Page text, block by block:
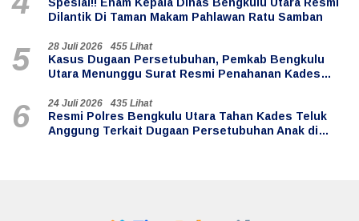
5 28 Juli 2026 455 Lihat
Kasus Dugaan Persetubuhan, Pemkab Bengkulu
Utara Menunggu Surat Resmi Penahanan Kades
6 24 Juli 2026 435 Lihat
Resmi Polres Bengkulu Utara Tahan Kades Teluk
Anggung Terkait Dugaan Persetubuhan Anak di